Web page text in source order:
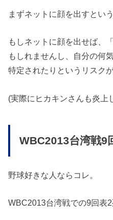
まずネットに顔を出すとい
もしネットに顔を出せば、
もしれませんし、自分の何
特定されたりというリスク
(実際にヒカキンさんも炎上
WBC2013台湾戦9
野球好きな人ならコレ。
WBC2013台湾戦での9回表